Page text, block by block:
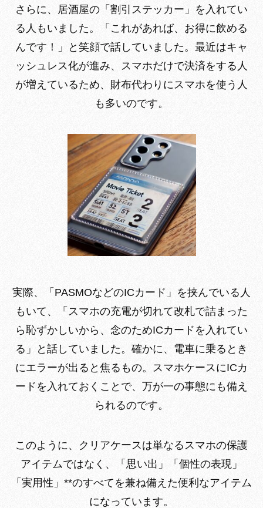
さらに、居酒屋の「割引ステッカー」を入れてい
る人もいました。「これがあれば、お得に飲める
んです！」と笑顔で話していました。最近はキャ
ッシュレス化が進み、スマホだけで決済をする人
が増えているため、財布代わりにスマホを使う人
も多いのです。
実際、「PASMOなどのICカード」を挟んでいる人
もいて、「スマホの充電が切れて改札で詰まった
ら恥ずかしいから、念のためICカードを入れてい
る」と話していました。確かに、電車に乗るとき
にエラーが出ると焦るもの。スマホケースにICカ
ードを入れておくことで、万が一の事態にも備え
られるのです。
このように、クリアケースは単なるスマホの保護
アイテムではなく、「思い出」「個性の表現」
「実用性」**のすべてを兼ね備えた便利なアイテム
になっています。